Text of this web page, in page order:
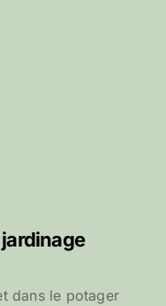
dans le potager